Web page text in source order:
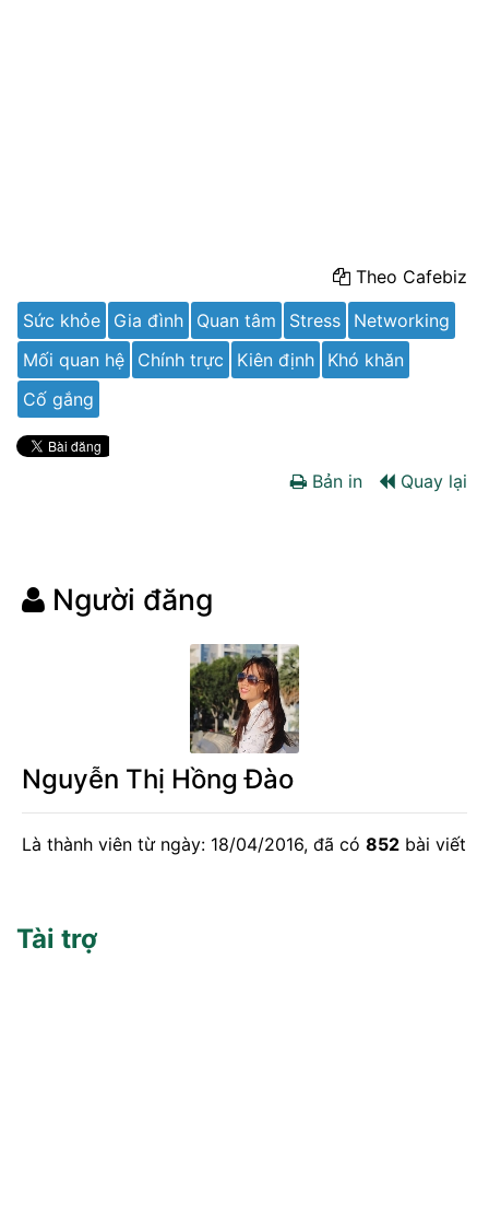
Theo Cafebiz
Sức khỏe
Gia đình Quan tâm Stress
Networking
Mối quan hệ
Chính trực Kiên định
Khó khăn
Cố gắng
Bản in Quay lại
Người đăng
Nguyễn Thị Hồng Đào
Là thành viên từ ngày: 18/04/2016, đã có 852 bài viết
Tài trợ